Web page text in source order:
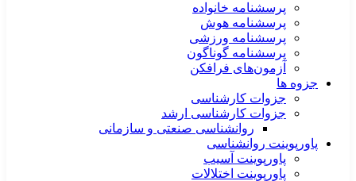
پرسشنامه خانواده
پرسشنامه هوش
پرسشنامه ورزشی
پرسشنامه گوناگون
آزمون‌های فرافکن
جزوه ها
جزوات کارشناسی
جزوات کارشناسی ارشد
روانشناسی صنعتی و سازمانی
پاورپوینت روانشناسی
پاورپوینت آسیب
پاورپوینت اختلالات